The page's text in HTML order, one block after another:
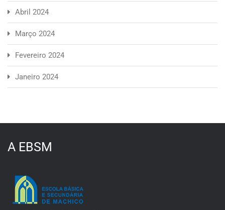
Abril 2024
Março 2024
Fevereiro 2024
Janeiro 2024
A EBSM